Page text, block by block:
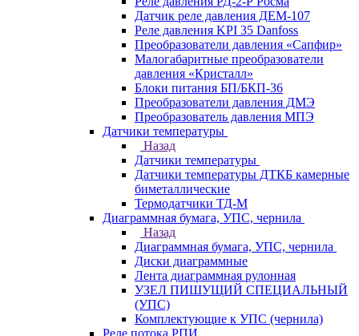
Датчик реле давления ДЕМ-107
Реле давления KPI 35 Danfoss
Преобразователи давления «Сапфир»
Малогабаритные преобразователи
давления «Кристалл»
Блоки питания БП/БКП-36
Преобразователи давления ДМЭ
Преобразователь давления МПЭ
Датчики температуры
Назад
Датчики температуры
Датчики температуры ДТКБ камерные
биметаллические
Термодатчики ТД-М
Диаграммная бумага, УПС, чернила
Назад
Диаграммная бумага, УПС, чернила
Диски диаграммные
Лента диаграммная рулонная
УЗЕЛ ПИШУЩИЙ СПЕЦИАЛЬНЫЙ
(УПС)
Комплектующие к УПС (чернила)
Реле потока РПИ